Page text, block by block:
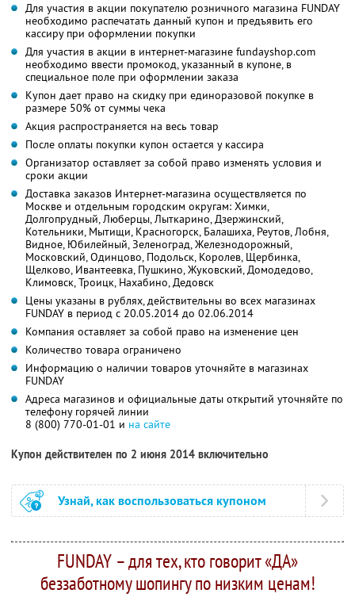
Для участия в акции покупателю розничного магазина FUNDAY
необходимо распечатать данный купон и предъявить его
кассиру при оформлении покупки
Для участия в акции в интернет-магазине fundayshop.com
необходимо ввести промокод, указанный в купоне, в
специальное поле при оформлении заказа
Купон дает право на скидку при единоразовой покупке в
размере 50% от суммы чека
Акция распространяется на весь товар
После оплаты покупки купон остается у кассира
Организатор оставляет за собой право изменять условия и
сроки акции
Доставка заказов Интернет-магазина осуществляется по
Москве и отдельным городским округам: Химки,
Долгопрудный, Люберцы, Лыткарино, Дзержинский,
Котельники, Мытищи, Красногорск, Балашиха, Реутов, Лобня,
Видное, Юбилейный, Зеленоград, Железнодорожный,
Московский, Одинцово, Подольск, Королев, Щербинка,
Щелково, Ивантеевка, Пушкино, Жуковский, Домодедово,
Климовск, Троицк, Нахабино, Дедовск
Цены указаны в рублях, действительны во всех магазинах
FUNDAY в период с 20.05.2014 до 02.06.2014
Компания оставляет за собой право на изменение цен
Количество товара ограничено
Информацию о наличии товаров уточняйте в магазинах
FUNDAY
Адреса магазинов и официальные даты открытий уточняйте по
телефону горячей линии
8 (800) 770-01-01 и на сайте
Купон действителен по 2 июня 2014 включительно
Узнай, как воспользоваться купоном
FUNDAY – для тех, кто говорит «ДА»
беззаботному шопингу по низким ценам!